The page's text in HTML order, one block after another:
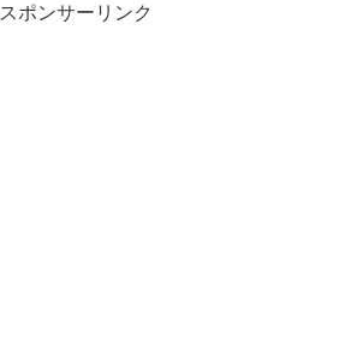
スポンサーリンク